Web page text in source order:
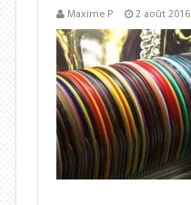
Maxime P 2 août 2016